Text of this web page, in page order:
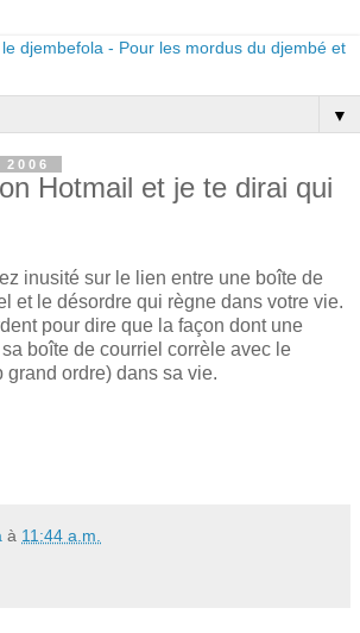
▼
Hotmail et je te dirai qui
inusité sur le lien entre une boîte de
et le désordre qui règne dans votre vie.
pour dire que la façon dont une
boîte de courriel corrèle avec le
grand ordre) dans sa vie.
à 11:44 a.m.